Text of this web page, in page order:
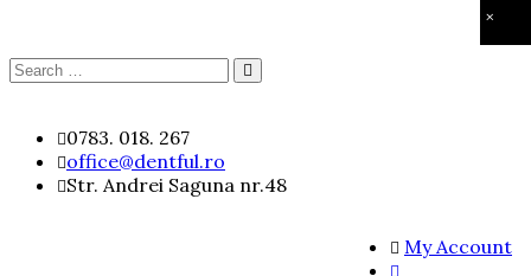
×
Search
content
0783. 018. 267
office@dentful.ro
Str. Andrei Saguna nr.48
My Account